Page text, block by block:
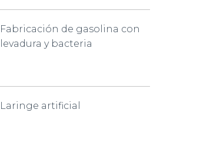
Fabricación de gasolina con
levadura y bacteria
Laringe artificial